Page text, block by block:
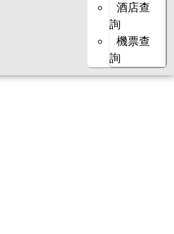
酒店查
詢
機票查
詢